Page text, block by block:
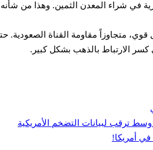
في شراء المعدن الثمين. وهذا من
متجاوزاً مقاومة القناة
كسر الارتباط بالذهب بشكل كبير.
ترقب لبيانات التضخم الأمريكية
في أمريكا!